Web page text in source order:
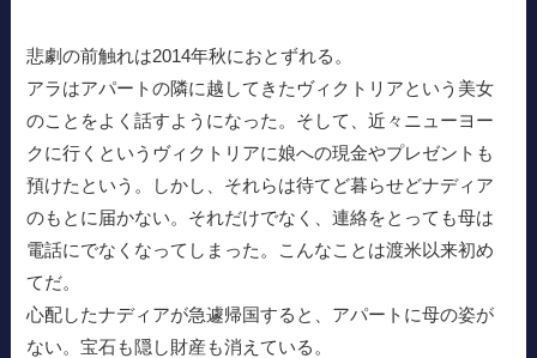
悲劇の前触れは2014年秋におとずれる。
アラはアパートの隣に越してきたヴィクトリアという美女
のことをよく話すようになった。そして、近々ニューヨー
クに行くというヴィクトリアに娘への現金やプレゼントも
預けたという。しかし、それらは待てど暮らせどナディア
のもとに届かない。それだけでなく、連絡をとっても母は
電話にでなくなってしまった。こんなことは渡米以来初め
てだ。
心配したナディアが急遽帰国すると、アパートに母の姿が
ない。宝石も隠し財産も消えている。